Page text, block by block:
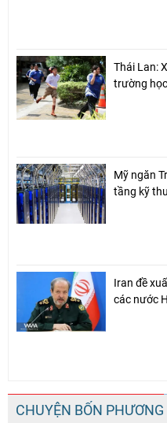
Thái Lan:
trường
Mỹ ngăn
tầng kỹ
Iran đề
các nước
CHUYỆN BỐN PHƯƠNG